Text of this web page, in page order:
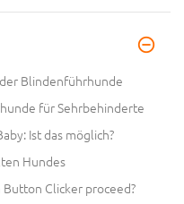
Blindenführhunde
für Sehrbehinderte
Ist das möglich?
Hundes
Clicker proceed?